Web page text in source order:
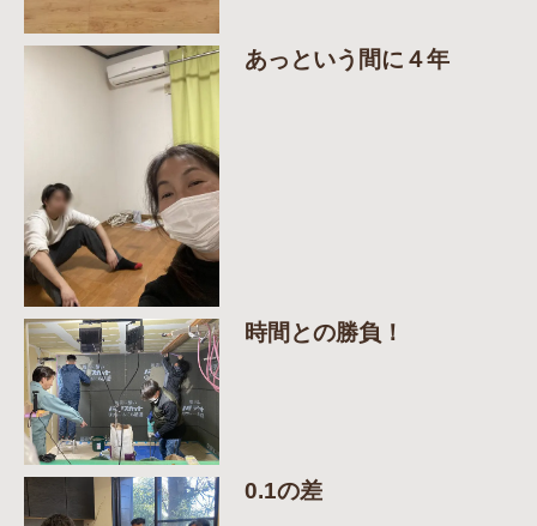
あっという間に４年
時間との勝負！
0.1の差